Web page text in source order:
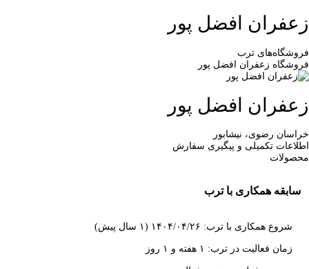
زعفران افضل پور
فروشگاه‌های ترب
فروشگاه زعفران افضل پور
زعفران افضل پور
خراسان رضوی، نیشابور
اطلاعات تکمیلی و پیگیری سفارش
محصولات
سابقه همکاری با ترب
شروع همکاری با ترب: ۱۴۰۴/۰۴/۲۶ (۱ سال پیش)
زمان فعالیت در ترب: ۱ هفته و ۱ روز